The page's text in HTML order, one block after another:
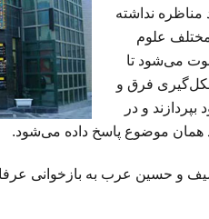
نداشته
علوم
می‌شود تا
فرق و
و در
همان موضوع پاسخ داده می‌شود.
حسین عرب به بازخوانی